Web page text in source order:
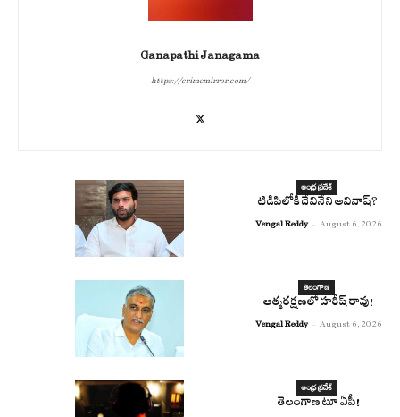
Ganapathi Janagama
https://crimemirror.com/
ఆంధ్ర ప్రదేశ్
టిడిపిలోకి దేవినేని అవినాష్?
Vengal Reddy - August 6, 2026
తెలంగాణ
ఆత్మరక్షణలో హరీష్ రావు!
Vengal Reddy - August 6, 2026
ఆంధ్ర ప్రదేశ్
తెలంగాణ టూ ఏపీ!